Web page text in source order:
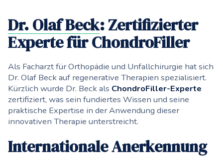
Dr. Olaf Beck: Zertifizierter
Experte für ChondroFiller
Als Facharzt für Orthopädie und Unfallchirurgie hat sich
Dr. Olaf Beck auf regenerative Therapien spezialisiert.
Kürzlich wurde Dr. Beck als ChondroFiller-Experte
zertifiziert, was sein fundiertes Wissen und seine
praktische Expertise in der Anwendung dieser
innovativen Therapie unterstreicht.
Internationale Anerkennung